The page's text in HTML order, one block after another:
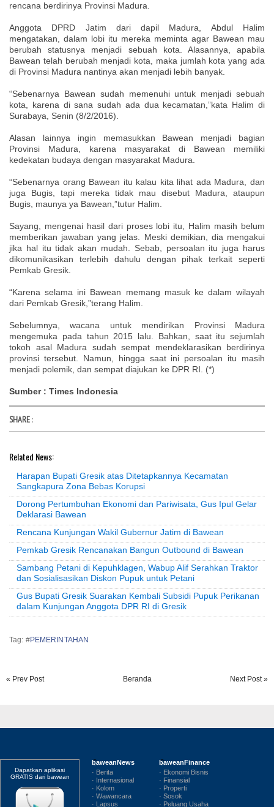
rencana berdirinya Provinsi Madura.
Anggota DPRD Jatim dari dapil Madura, Abdul Halim
mengatakan, dalam lobi itu mereka meminta agar Bawean mau
berubah statusnya menjadi sebuah kota. Alasannya, apabila
Bawean telah berubah menjadi kota, maka jumlah kota yang ada
di Provinsi Madura nantinya akan menjadi lebih banyak.
“Sebenarnya Bawean sudah memenuhi untuk menjadi sebuah
kota, karena di sana sudah ada dua kecamatan,”kata Halim di
Surabaya, Senin (8/2/2016).
Alasan lainnya ingin memasukkan Bawean menjadi bagian
Provinsi Madura, karena masyarakat di Bawean memiliki
kedekatan budaya dengan masyarakat Madura.
“Sebenarnya orang Bawean itu kalau kita lihat ada Madura, dan
juga Bugis, tapi mereka tidak mau disebut Madura, ataupun
Bugis, maunya ya Bawean,”tutur Halim.
Sayang, mengenai hasil dari proses lobi itu, Halim masih belum
memberikan jawaban yang jelas. Meski demikian, dia mengakui
jika hal itu tidak akan mudah. Sebab, persoalan itu juga harus
dikomunikasikan terlebih dahulu dengan pihak terkait seperti
Pemkab Gresik.
“Karena selama ini Bawean memang masuk ke dalam wilayah
dari Pemkab Gresik,”terang Halim.
Sebelumnya, wacana untuk mendirikan Provinsi Madura
mengemuka pada tahun 2015 lalu. Bahkan, saat itu sejumlah
tokoh asal Madura sudah sempat mendeklarasikan berdirinya
provinsi tersebut. Namun, hingga saat ini persoalan itu masih
menjadi polemik, dan sempat diajukan ke DPR RI. (*)
Sumber : Times Indonesia
SHARE :
Related News:
Harapan Bupati Gresik atas Ditetapkannya Kecamatan
Sangkapura Zona Bebas Korupsi
Dorong Pertumbuhan Ekonomi dan Pariwisata, Gus Ipul Gelar
Deklarasi Bawean
Rencana Kunjungan Wakil Gubernur Jatim di Bawean
Pemkab Gresik Rencanakan Bangun Outbound di Bawean
Sambang Petani di Kepuhklagen, Wabup Alif Serahkan Traktor
dan Sosialisasikan Diskon Pupuk untuk Petani
Gus Bupati Gresik Suarakan Kembali Subsidi Pupuk Perikanan
dalam Kunjungan Anggota DPR RI di Gresik
Tag: #PEMERINTAHAN
« Prev Post Next Post »
Beranda
Dapatkan aplikasi
GRATIS dari bawean
baweanNews
· Berita
· Internasional
· Kolom
· Wawancara
· Lapsus
baweanFinance
· Ekonomi Bisnis
· Finansial
· Properti
· Sosok
· Peluang Usaha